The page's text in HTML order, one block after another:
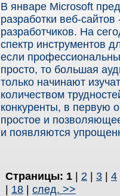
В январе Microsoft
разработки веб-
разработчиков. На
спектр инструментов
если
просто, то большая
только начинают
количеством
конкуренты, в первую
простое и
и появляются
Страницы: 1 | 2 | 3 | 4
| 18 | след. >>